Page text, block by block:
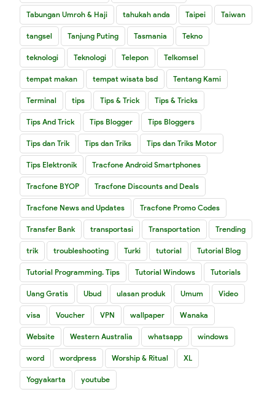
Tabungan Umroh & Haji tahukah anda Taipei Taiwan
tangsel Tanjung Puting Tasmania Tekno
teknologi Teknologi Telepon Telkomsel
tempat makan tempat wisata bsd Tentang Kami
Terminal tips Tips & Trick Tips & Tricks
Tips And Trick Tips Blogger Tips Bloggers
Tips dan Trik Tips dan Triks Tips dan Triks Motor
Tips Elektronik Tracfone Android Smartphones
Tracfone BYOP Tracfone Discounts and Deals
Tracfone News and Updates Tracfone Promo Codes
Transfer Bank transportasi Transportation Trending
trik troubleshooting Turki tutorial Tutorial Blog
Tutorial Programming. Tips Tutorial Windows Tutorials
Uang Gratis Ubud ulasan produk Umum Video
visa Voucher VPN wallpaper Wanaka
Website Western Australia whatsapp windows
word wordpress Worship & Ritual XL
Yogyakarta youtube